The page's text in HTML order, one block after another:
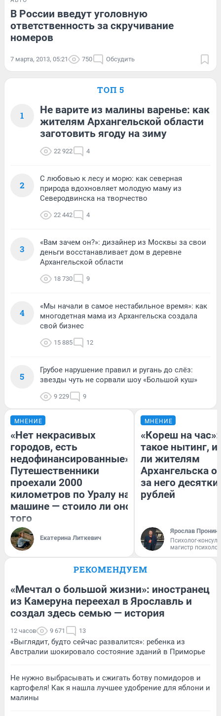
В России введут уголовную
ответственность за скручивание
номеров
7 марта, 2013, 05:21 750 Обсудить
ТОП 5
1
Не варите из малины варенье: как
жителям Архангельской области
заготовить ягоду на зиму
22 922 4
2
С любовью к лесу и морю: как северная
природа вдохновляет молодую маму из
Северодвинска на творчество
22 442 4
3
«Вам зачем он?»: дизайнер из Москвы за свои
деньги восстанавливает дом в деревне
Архангельской области
18 730 9
4
«Мы начали в самое нестабильное время»: как
многодетная мама из Архангельска создала
свой бизнес
15 885 12
5
Грубое нарушение правил и ругань до слёз:
звезды чуть не сорвали шоу «Большой куш»
9 229 9
МНЕНИЕ
«Нет некрасивых
городов, есть
недофинансированные».
Путешественники
проехали 2000
километров по Уралу на
машине — стоило ли оно
того
Екатерина Литкевич
МНЕНИЕ
«Кореш на
такое нытинг, и
ли жителям
Архангельска
за него
рублей
Ярослав Пронин
Психолог-
магистр
РЕКОМЕНДУЕМ
«Мечтал о большой жизни»: иностранец
из Камеруна переехал в Ярославль и
создал здесь семью — история
12 часов 9 671 13
«Выглядит, будто сейчас развалится»: ребенка из
Австралии шокировало состояние зданий в Приморье
Не нужно выбрасывать и сжигать ботву помидоров и
картофеля! Как я нашла лучшее удобрение для яблони и
малины